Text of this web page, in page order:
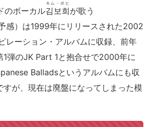
のボーカル김보희
キム・ボヒ
が歌う
予感）は1999年にリリースされた2002
レーション・アルバムに収録、前年
1弾のJK Part 1と抱合せで2000年に
Balladsというアルバムにも収
すが、現在は廃盤になってしまった模